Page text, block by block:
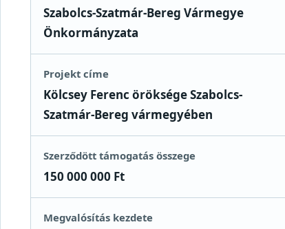
Szabolcs-Szatmár-Bereg Vármegye
Önkormányzata
Projekt címe
Kölcsey Ferenc öröksége Szabolcs-
Szatmár-Bereg vármegyében
Szerződött támogatás összege
150 000 000 Ft
Megvalósítás kezdete